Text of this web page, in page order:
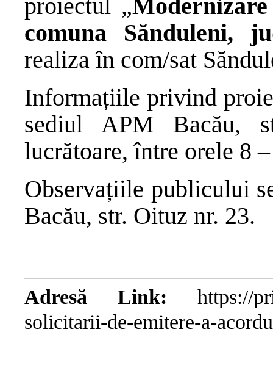
proiectul „
comuna Sănduleni,
realiza în com/sat
Informațiile privind
sediul APM Bacău,
lucrătoare, între orele 8
Observațiile publicului
Bacău, str. Oituz nr. 23.
Adresă Link: https://
solicitarii-de-emitere-a-